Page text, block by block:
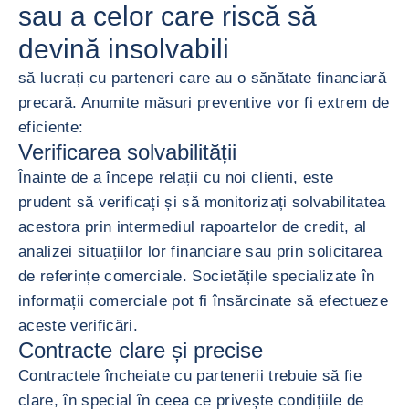
sau a celor care riscă să
devină insolvabili
să lucrați cu parteneri care au o sănătate financiară
precară. Anumite măsuri preventive vor fi extrem de
eficiente:
Verificarea solvabilității
Înainte de a începe relații cu noi clienti, este
prudent să verificați și să monitorizați solvabilitatea
acestora prin intermediul rapoartelor de credit, al
analizei situațiilor lor financiare sau prin solicitarea
de referințe comerciale. Societățile specializate în
informații comerciale pot fi însărcinate să efectueze
aceste verificări.
Contracte clare și precise
Contractele încheiate cu partenerii trebuie să fie
clare, în special în ceea ce privește condițiile de